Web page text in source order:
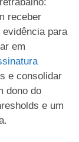
receber
para
em
e consolidar
dono do
e um